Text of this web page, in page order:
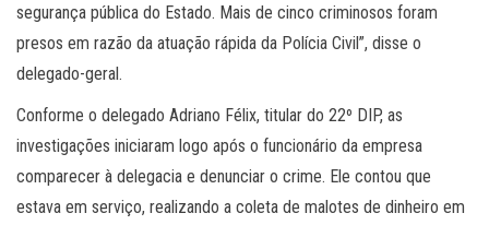
segurança pública do Estado. Mais de cinco criminosos foram
presos em razão da atuação rápida da Polícia Civil”, disse o
delegado-geral.
Conforme o delegado Adriano Félix, titular do 22º DIP, as
investigações iniciaram logo após o funcionário da empresa
comparecer à delegacia e denunciar o crime. Ele contou que
estava em serviço, realizando a coleta de malotes de dinheiro em